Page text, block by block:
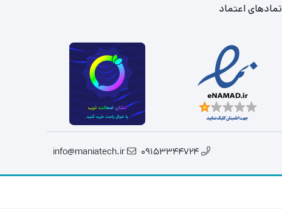
نمادهای اعتماد
09153344724
info@maniatech.ir